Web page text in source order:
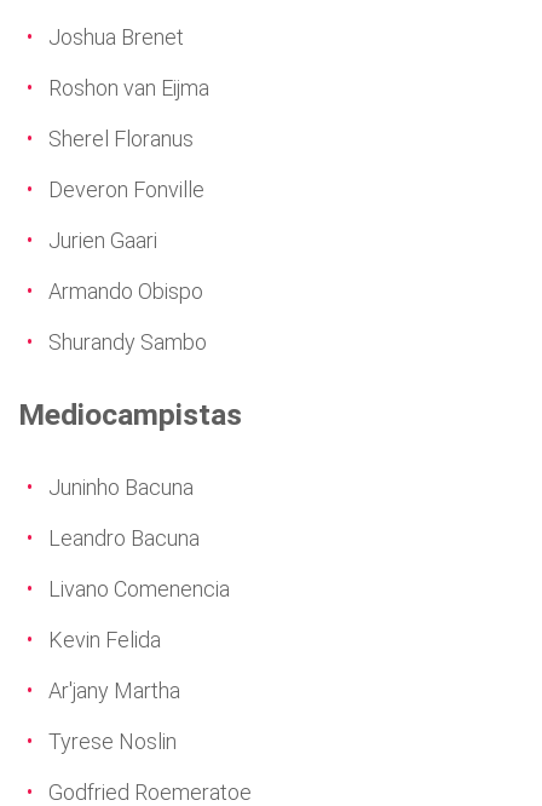
Joshua Brenet
Roshon van Eijma
Sherel Floranus
Deveron Fonville
Jurien Gaari
Armando Obispo
Shurandy Sambo
Mediocampistas
Juninho Bacuna
Leandro Bacuna
Livano Comenencia
Kevin Felida
Ar'jany Martha
Tyrese Noslin
Godfried Roemeratoe